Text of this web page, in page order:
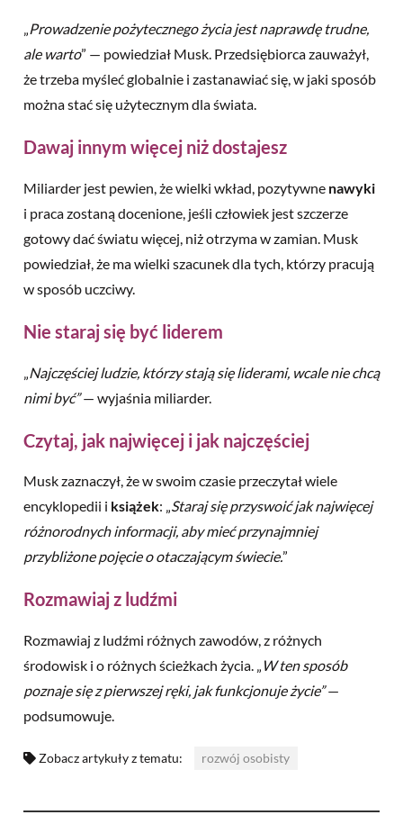
„Prowadzenie pożytecznego życia jest naprawdę trudne,
ale warto” — powiedział Musk. Przedsiębiorca zauważył,
że trzeba myśleć globalnie i zastanawiać się, w jaki sposób
można stać się użytecznym dla świata.
Dawaj innym więcej niż dostajesz
Miliarder jest pewien, że wielki wkład, pozytywne nawyki
i praca zostaną docenione, jeśli człowiek jest szczerze
gotowy dać światu więcej, niż otrzyma w zamian. Musk
powiedział, że ma wielki szacunek dla tych, którzy pracują
w sposób uczciwy.
Nie staraj się być liderem
Najczęściej ludzie, którzy stają się liderami, wcale nie chcą
nimi być”— wyjaśnia miliarder.
Czytaj, jak najwięcej i jak najczęściej
Musk zaznaczył, że w swoim czasie przeczytał wiele
encyklopedii i książek: „Staraj się przyswoić jak najwięcej
różnorodnych informacji, aby mieć przynajmniej
przybliżone pojęcie o otaczającym świecie.”
Rozmawiaj z ludźmi
Rozmawiaj z ludźmi różnych zawodów, z różnych
środowisk i o różnych ścieżkach życia. „ W ten sposób
poznaje się z pierwszej ręki, jak funkcjonuje życie”—
podsumowuje.
Zobacz artykuły z tematu: rozwój osobisty